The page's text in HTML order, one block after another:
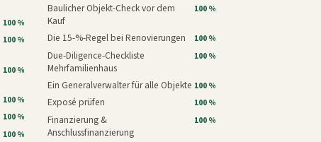
100 %
100 %
100 %
100 %
100 %
100 %
Baulicher Objekt-Check vor dem
Kauf
100 %
Die 15-%-Regel bei Renovierungen 100 %
Due-Diligence-Checkliste
Mehrfamilienhaus
100 %
Ein Generalverwalter für alle Objekte 100 %
Exposé prüfen 100 %
Finanzierung &
Anschlussfinanzierung
100 %